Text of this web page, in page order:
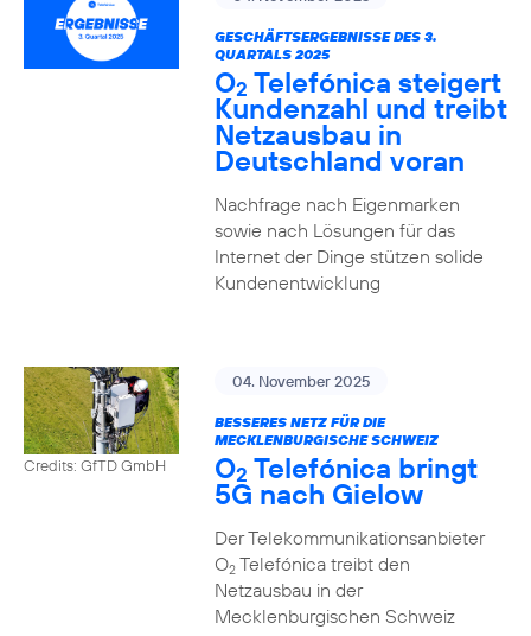
GESCHÄFTSERGEBNISSE DES 3.
QUARTALS 2025
O2 Telefónica steigert
Kundenzahl und treibt
Netzausbau in
Deutschland voran
Nachfrage nach Eigenmarken
sowie nach Lösungen für das
Internet der Dinge stützen solide
Kundenentwicklung
Credits: GfTD GmbH
04. November 2025
BESSERES NETZ FÜR DIE
MECKLENBURGISCHE SCHWEIZ
O2 Telefónica bringt
5G nach Gielow
Der Telekommunikationsanbieter
O2Telefónica treibt den
Netzausbau in der
Mecklenburgischen Schweiz